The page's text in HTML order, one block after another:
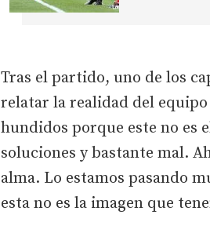
Tras el partido, uno de los
relatar la realidad del equipo
hundidos porque este no es
soluciones y bastante mal.
alma. Lo estamos pasando
esta no es la imagen que